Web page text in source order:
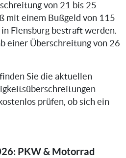
von 21 bis 25
mit einem Bußgeld von 115
Flensburg bestraft werden.
einer Überschreitung von 26
Sie die aktuellen
prüfen, ob sich ein
PKW & Motorrad